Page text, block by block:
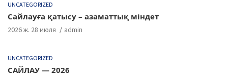
UNCATEGORIZED
Сайлауға қатысу – азаматтық міндет
2026 ж. 28 июля admin
UNCATEGORIZED
САЙЛАУ — 2026